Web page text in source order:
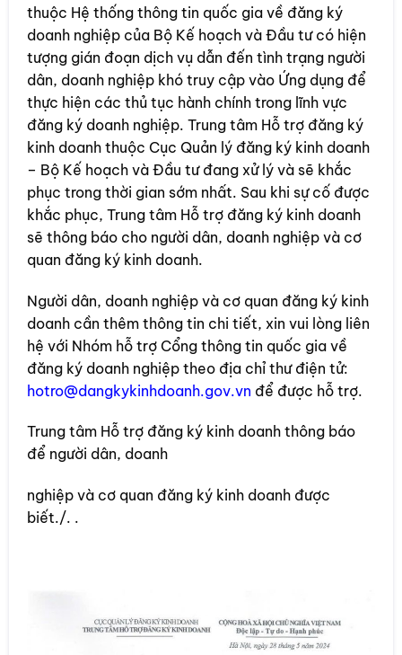
thuộc Hệ thống thông tin quốc gia về đăng ký
doanh nghiệp của Bộ Kế hoạch và Đầu tư có hiện
tượng gián đoạn dịch vụ dẫn đến tình trạng người
dân, doanh nghiệp khó truy cập vào Ứng dụng để
thực hiện các thủ tục hành chính trong lĩnh vực
đăng ký doanh nghiệp. Trung tâm Hỗ trợ đăng ký
kinh doanh thuộc Cục Quản lý đăng ký kinh doanh
– Bộ Kế hoạch và Đầu tư đang xử lý và sẽ khắc
phục trong thời gian sớm nhất. Sau khi sự cố được
khắc phục, Trung tâm Hỗ trợ đăng ký kinh doanh
sẽ thông báo cho người dân, doanh nghiệp và cơ
quan đăng ký kinh doanh.
Người dân, doanh nghiệp và cơ quan đăng ký kinh
doanh cần thêm thông tin chi tiết, xin vui lòng liên
hệ với Nhóm hỗ trợ Cổng thông tin quốc gia về
đăng ký doanh nghiệp theo địa chỉ thư điện tử:
hotro@dangkykinhdoanh.gov.vn để được hỗ trợ.
Trung tâm Hỗ trợ đăng ký kinh doanh thông báo
để người dân, doanh
nghiệp và cơ quan đăng ký kinh doanh được
biết./. .